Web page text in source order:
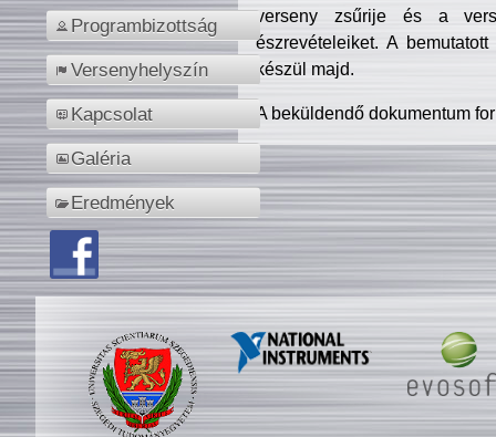
Programbizottság
Versenyhelyszín
Kapcsolat
Galéria
Eredmények
verseny zsűrije és a
észrevételeiket. A
készül majd.
A beküldendő dokumentum